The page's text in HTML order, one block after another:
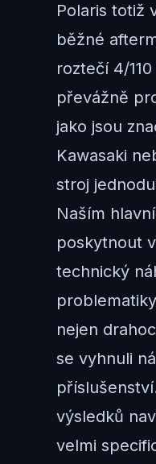
Polaris totiž
běžné
roztečí 4/
převážně
jako jsou
Kawasaki
stroj
Naším
poskytnout
technický
nejen
se vyhnuli
výsledků
velmi